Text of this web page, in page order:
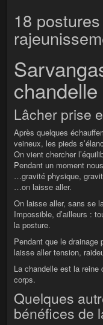
18
chandelle
Lâcher prise
Après quelques
veineux, les pieds
On vient chercher
Pendant un moment
…gravité physique,
…on laisse aller.
On laisse aller, sans se
Impossible, d’ailleurs :
la posture.
Pendant que le drainage
laisse aller tension,
La chandelle est la reine
corps.
Quelques
bénéfices de